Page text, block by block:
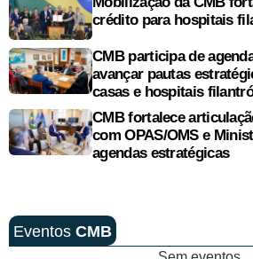
crédito para hospitais
CMB participa de
avançar pautas
casas e hospitais
CMB fortalece
com OPAS/OMS e
agendas estratégicas
Eventos CMB